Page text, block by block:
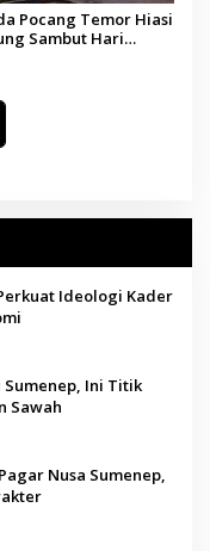
Pocang Temor Hiasi
Sambut Hari
Ideologi Kader
Sumenep, Ini Titik
Sawah
Nusa Sumenep,